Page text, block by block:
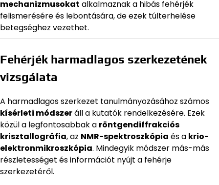
mechanizmusokat alkalmaznak a hibás fehérjék
felismerésére és lebontására, de ezek túlterhelése
betegséghez vezethet.
Fehérjék harmadlagos szerkezetének
vizsgálata
A harmadlagos szerkezet tanulmányozásához számos
kísérleti módszeráll a kutatók rendelkezésére. Ezek
közül a legfontosabbak a röntgendiffrakciós
krisztallográfia, az NMR-spektroszkópia és a krio-
elektronmikroszkópia. Mindegyik módszer más-más
részletességet és információt nyújt a fehérje
szerkezetéről.